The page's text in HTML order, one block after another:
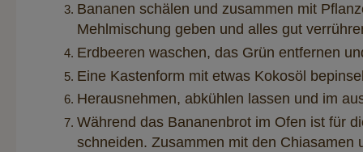
Bananen schälen und zusammen mit
Mehlmischung geben und alles gut
Erdbeeren waschen, das Grün entfernen
Eine Kastenform mit etwas Kokosöl
Herausnehmen, abkühlen lassen und im
Während das Bananenbrot im Ofen ist für
schneiden. Zusammen mit den